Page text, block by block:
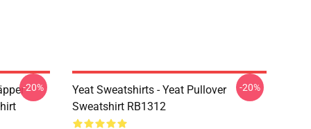
-20%
Yeat Sweatshirts - Yeat Pullover
Sweatshirt RB1312
-20%